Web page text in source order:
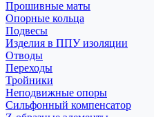
Прошивные маты
Опорные кольца
Подвесы
Изделия в ППУ изоляции
Отводы
Переходы
Тройники
Неподвижные опоры
Cильфонный компенсатор